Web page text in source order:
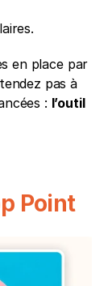
en place par
pas à
: l’outil
Point